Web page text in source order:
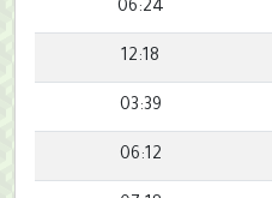
06:24
12:18
03:39
06:12